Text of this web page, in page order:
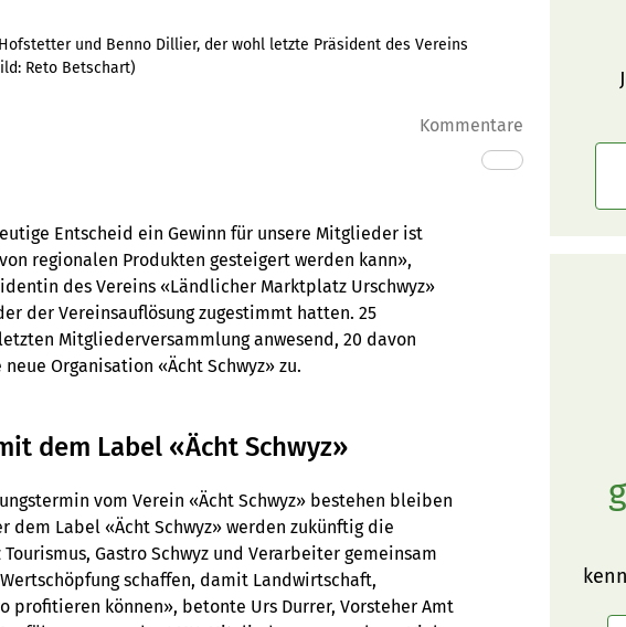
und Benno Dillier, der wohl letzte Präsident des Vereins
Reto Betschart)
Kommentare
Entscheid ein Gewinn für unsere Mitglieder ist
regionalen Produkten gesteigert werden kann»,
des Vereins «Ländlicher Marktplatz Urschwyz»
der Vereinsauflösung zugestimmt hatten. 25
Mitgliederversammlung anwesend, 20 davon
Organisation «Ächt Schwyz» zu.
dem Label «Ächt Schwyz»
vom Verein «Ächt Schwyz» bestehen bleiben
dem Label «Ächt Schwyz» werden zukünftig die
Gastro Schwyz und Verarbeiter gemeinsam
schaffen, damit Landwirtschaft,
profitieren können», betonte Urs Durrer, Vorsteher Amt